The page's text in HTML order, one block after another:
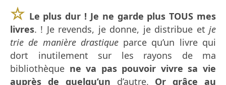
☆ Le plus dur ! Je ne garde plus TOUS mes
livres. ! Je revends, je donne, je distribue et je
trie de manière drastiqueparce qu’un livre qui
dort inutilement sur les rayons de ma
bibliothèque ne va pas pouvoir vivre sa vie
auprès de quelqu’un d’autre. Or grâce au